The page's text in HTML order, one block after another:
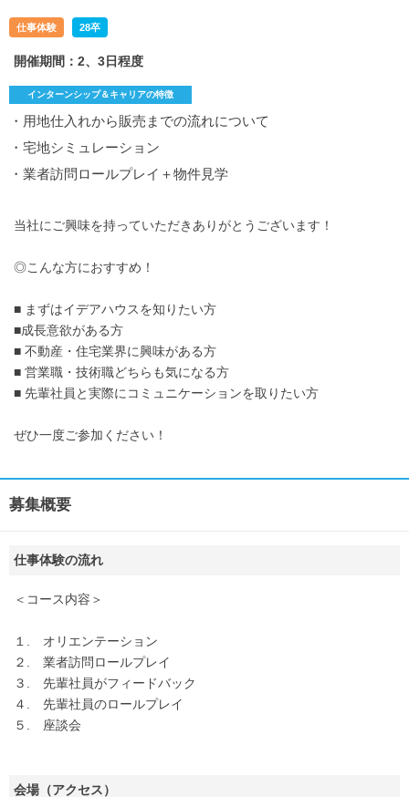
仕事体験 28卒
開催期間：2、3日程度
インターンシップ＆キャリアの特徴
・用地仕入れから販売までの流れについて
・宅地シミュレーション
・業者訪問ロールプレイ＋物件見学
当社にご興味を持っていただきありがとうございます！
◎こんな方におすすめ！
■ まずはイデアハウスを知りたい方
■成長意欲がある方
■ 不動産・住宅業界に興味がある方
■ 営業職・技術職どちらも気になる方
■ 先輩社員と実際にコミュニケーションを取りたい方
ぜひ一度ご参加ください！
募集概要
仕事体験の流れ
＜コース内容＞
１. オリエンテーション
２. 業者訪問ロールプレイ
３. 先輩社員がフィードバック
４. 先輩社員のロールプレイ
５. 座談会
会場（アクセス）